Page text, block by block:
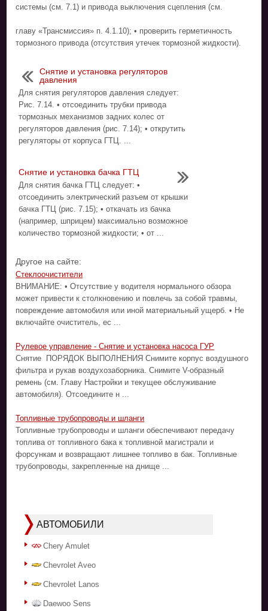
системы (см. 7.1) и привода выключения сцепления (см.
главу «Трансмиссия» п. 4.1.10); • проверить герметичность
тормозного привода (отсутствия утечек тормозной жидкости).
Снятие и установка регуляторов
давления
Для снятия регуляторов давления следует:
Рис. 7.14. • отсоединить трубки привода
тормозных механизмов задних колес от
регуляторов давления (рис. 7.14); • открутить
регуляторы от корпуса ГТЦ. ...
Снятие и установка бачка ГТЦ
Для снятия бачка ГТЦ следует: •
отсоединить электрический разъем от крышки
бачка ГТЦ (рис. 7.15); • откачать из бачка
(например, шприцем) максимально возможное
количество тормозной жидкости; • от ...
Другое на сайте:
Стеклоочистители
ВНИМАНИЕ: • Отсутствие у водителя нормального обзора
может привести к столкновению и повлечь за собой травмы,
повреждение автомобиля или иной материальный ущерб. • Не
включайте очиститель, ес ...
Рулевое управление - Снятие и установка насоса ГУР
Снятие ПОРЯДОК ВЫПОЛНЕНИЯ Снимите корпус воздушного
фильтра и рукав воздухозаборника. Снимите V-образный
ремень (см. Главу Настройки и текущее обслуживание
автомобиля). Отсоедините н ...
Топливные трубопроводы и шланги
Топливные трубопроводы и шланги обеспечивают передачу
топлива от топливного бака к топливной магистрали и
форсункам и возвращают лишнее топливо в бак. Топливные
трубопроводы, закрепленные на днище ...
АВТОМОБИЛИ
Chery Amulet
Chevrolet Aveo
Chevrolet Lanos
Daewoo Sens